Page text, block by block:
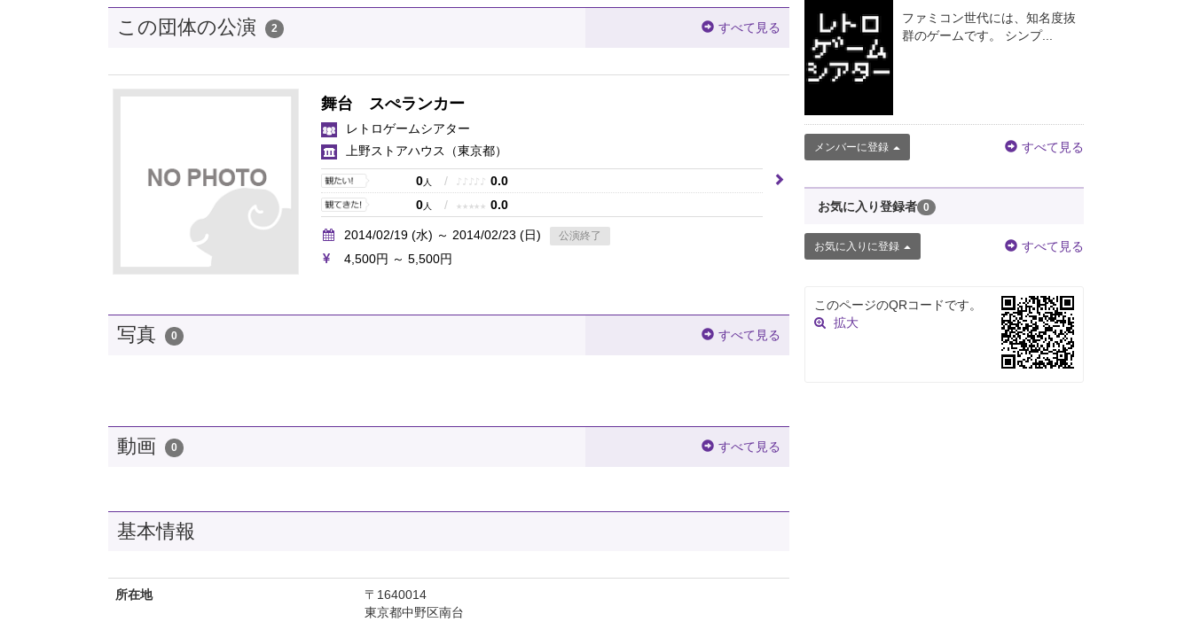
この団体の公演 2 すべて見る
舞台 スぺランカー
レトロゲームシアター
上野ストアハウス
（東京都）
0人 / ♪ ♪ ♪ ♪ ♪
0.0
0人 / ★ ★ ★ ★ ★ 0.0
2014/02/19 (水) ～ 2014/02/23 (日) 公演終了
4,500円 ～ 5,500円
写真 0 すべて見る
動画 0 すべて見る
基本情報
所在地
〒1640014
東京都中野区南台
ファミコン世代には、知名度抜
群のゲームです。 シンプ...
メンバーに登録 すべて見る
お気に入り登録者 0
お気に入りに登録 すべて見る
このページのQRコードです。
拡大